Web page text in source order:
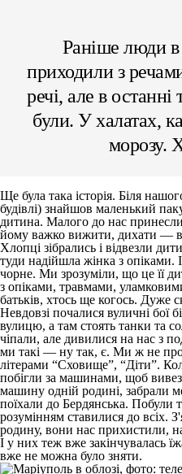
Раніше люди
приходили з
речі, але в
були. У халатах,
морозу.
Ще була така історія. Біля
будівлі) знайшов маленький
дитина. Малого до нас
йому важко вижити, дихати —
Хлопці зібрались і відвезли
туди надійшла жінка з опіками.
чорне. Ми зрозуміли, що це її
з опіками, травмами,
батьків, хтось ще когось. Дуже
Невдовзі почалися вуличні
вулицю, а там стоять танки та
чіпали, але дивилися на нас з
ми такі — ну так, є. Ми ж не
літерами “Сховище”, “Діти”.
побігли за машинами, щоб
машину одній родині, забрали
поїхали до Бердянська. Побули
розумінням ставилися до всіх.
родину, вони нас прихистили,
І у них теж вже закінчувалась
вже не можна було зняти.